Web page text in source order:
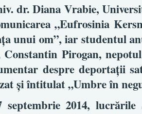
dr. Diana Vrabie,
„Eufrosinia
unui om”, iar studentul
Constantin Pirogan,
despre deportaţii
şi întitulat „Umbre în
septembrie 2014,